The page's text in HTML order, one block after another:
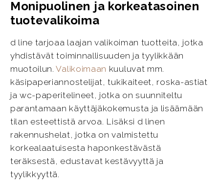
Monipuolinen ja korkeatasoinen
tuotevalikoima
d line tarjoaa laajan valikoiman tuotteita, jotka
yhdistävät toiminnallisuuden ja tyylikkään
muotoilun.Valikoimaan kuuluvat mm.
käsipaperiannostelijat, tukikaiteet, roska-astiat
ja wc-paperitelineet, jotka on suunniteltu
parantamaan käyttäjäkokemusta ja lisäämään
tilan esteettistä arvoa. Lisäksi d linen
rakennushelat, jotka on valmistettu
korkealaatuisesta haponkestävästä
teräksestä, edustavat kestävyyttä ja
tyylikkyyttä.